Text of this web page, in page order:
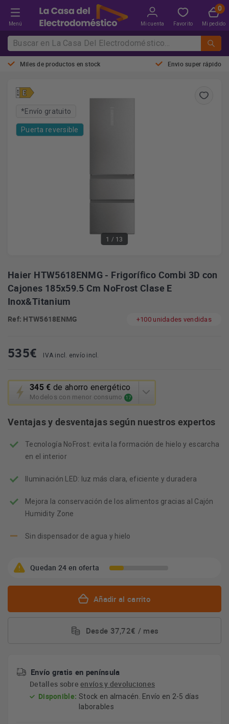
Menú Mi cuenta Favorito Mi pedido
Miles de productos en stock Envio super rápido
1 / 13
*Envío gratuito
Puerta reversible
Haier HTW5618ENMG - Frigorífico Combi 3D con
Cajones 185x59.5 Cm NoFrost Clase E
Inox&Titanium
Ref: HTW5618ENMG +100 unidades vendidas
535€ IVA incl. envío incl.
345 € de ahorro energético
Modelos con menor consumo 17
Esta
acción
abrirá
herramienta
ahorro
energético
Ventajas y desventajas según nuestros expertos
Tecnología NoFrost: evita la formación de hielo y escarcha
en el interior
Iluminación LED: luz más clara, eficiente y duradera
Mejora la conservación de los alimentos gracias al Cajón
Humidity Zone
Sin dispensador de agua y hielo
Quedan 24 en oferta
Añadir al carrito
Desde 37,72€ / mes
Envío gratis en península
Detalles sobreenvíos y devoluciones
Disponible: Stock en almacén. Envío en 2-5 días
laborables